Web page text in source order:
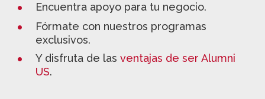
Encuentra apoyo para tu negocio.
Fórmate con nuestros programas
exclusivos.
Y disfruta de las ventajas de ser Alumni
US.